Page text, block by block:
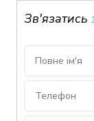
Зв'язатись